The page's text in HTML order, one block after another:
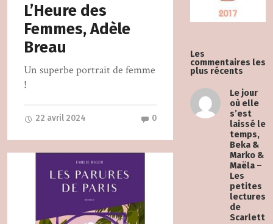
Les
commentaires les
plus récents
Le jour
où elle
s’est
laissé le
temps,
Beka &
Marko &
Maëla –
Les
petites
lectures
de
Scarlett
L’Heure des
Femmes, Adèle
Breau
Un superbe portrait de femme
!
22 avril 2024 0